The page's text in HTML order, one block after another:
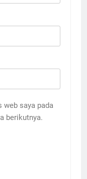
web saya pada
berikutnya.